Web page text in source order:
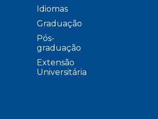
Idiomas
Graduação
Pós-
graduação
Extensão
Universitária